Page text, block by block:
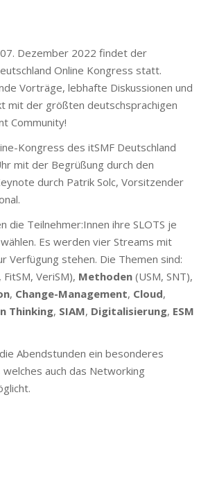
Dezember 2022 findet der
Online Kongress statt.
Vorträge, lebhafte Diskussionen und
mit der größten deutschsprachigen
Community!
Kongress des itSMF Deutschland
mit der Begrüßung durch den
durch Patrik Solc, Vorsitzender
die Teilnehmer:Innen ihre SLOTS je
Es werden vier Streams mit
Verfügung stehen. Die Themen sind:
VeriSM), Methoden (USM, SNT),
, Change-Management, Cloud,
Thinking, SIAM, Digitalisierung, ESM
Abendstunden ein besonderes
auch das Networking